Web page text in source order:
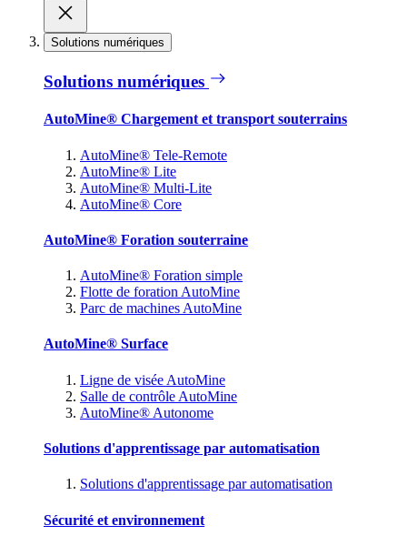
Solutions numériques
Solutions numériques
AutoMine® Chargement et transport souterrains
AutoMine® Tele-Remote
AutoMine® Lite
AutoMine® Multi-Lite
AutoMine® Core
AutoMine® Foration souterraine
AutoMine® Foration simple
Flotte de foration AutoMine
Parc de machines AutoMine
AutoMine® Surface
Ligne de visée AutoMine
Salle de contrôle AutoMine
AutoMine® Autonome
Solutions d'apprentissage par automatisation
Solutions d'apprentissage par automatisation
Sécurité et environnement